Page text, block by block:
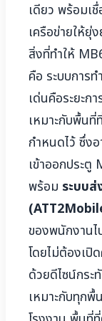
เดียว พร้อมเ
เครือข่ายให้ยุ่
สิ่งที่ทำให้
คือ ระบบการ
เด่นคือระยะก
เหมาะกับพื้น
กำหนดไว้ ซึ่ง
เข้าออกประตู
พร้อม ระบบ
ของพนักงาน
โดยไม่ต้องเปิ
ด้วยดีไซน์กระ
เหมาะกับทุก